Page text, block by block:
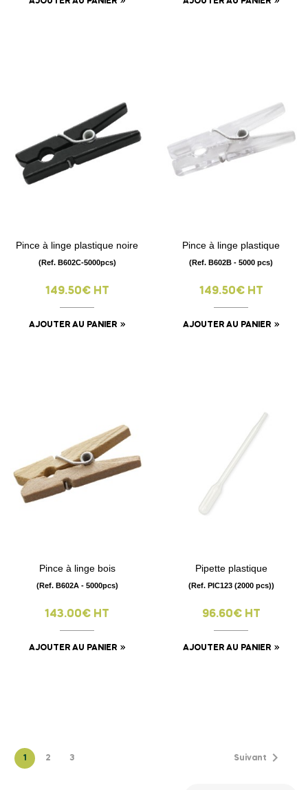
Pince à linge plastique noire
(Ref. B602C-5000pcs)
149.50€ HT
AJOUTER AU PANIER
Pince à linge plastique
(Ref. B602B - 5000 pcs)
149.50€ HT
AJOUTER AU PANIER
Pince à linge bois
(Ref. B602A - 5000pcs)
143.00€ HT
AJOUTER AU PANIER
Pipette plastique
(Ref. PIC123 (2000 pcs))
96.60€ HT
AJOUTER AU PANIER
1 2 3 Suivant 